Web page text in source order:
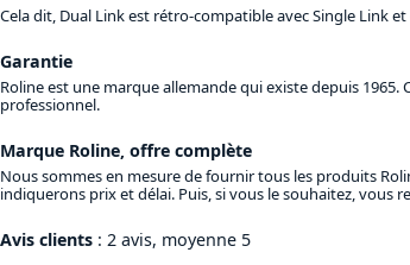
Cela dit, Dual Link est rétro-compatible avec Single Link
Garantie
Roline est une marque allemande qui existe depuis
professionnel.
Marque Roline, offre complète
Nous sommes en mesure de fournir tous les produits
indiquerons prix et délai. Puis, si vous le souhaitez, vous
Avis clients : 2 avis, moyenne 5